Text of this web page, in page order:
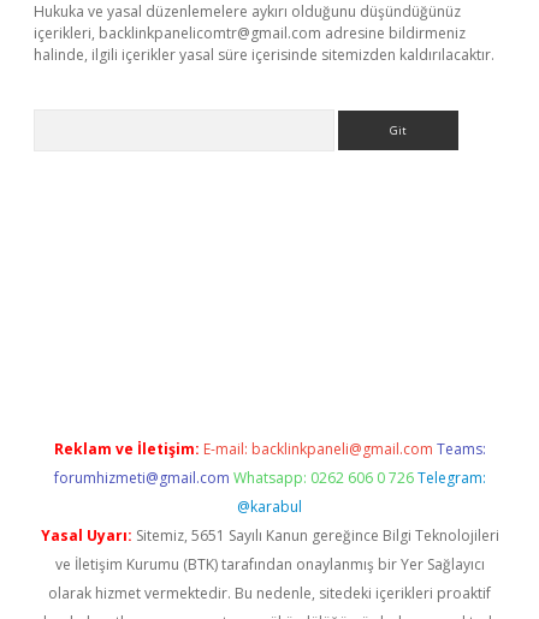
Hukuka ve yasal düzenlemelere aykırı olduğunu düşündüğünüz
içerikleri, backlinkpanelicomtr@gmail.com adresine bildirmeniz
halinde, ilgili içerikler yasal süre içerisinde sitemizden kaldırılacaktır.
Reklam ve İletişim: E-mail: backlinkpaneli@gmail.com Teams:
forumhizmeti@gmail.com Whatsapp: 0262 606 0 726 Telegram:
@karabul
Yasal Uyarı: Sitemiz, 5651 Sayılı Kanun gereğince Bilgi Teknolojileri
ve İletişim Kurumu (BTK) tarafından onaylanmış bir Yer Sağlayıcı
olarak hizmet vermektedir. Bu nedenle, sitedeki içerikleri proaktif